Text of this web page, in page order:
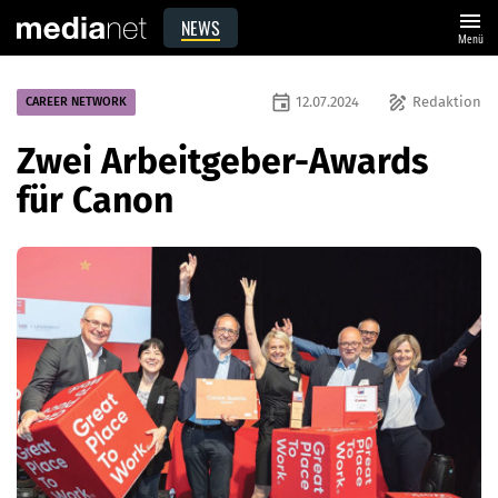
NEWS menu
Menü
CAREER NETWORK draw Redaktion
event 12.07.2024
Zwei Arbeitgeber-Awards
für Canon